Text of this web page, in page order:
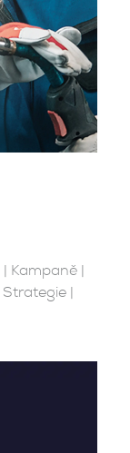
| Kampaně|
Strategie|